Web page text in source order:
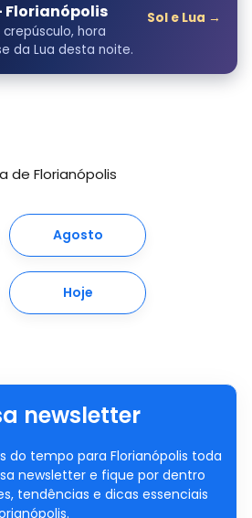
Florianópolis
hora
da Lua desta noite.
Sol e Lua →
de Florianópolis
Agosto
Hoje
newsletter
do tempo para Florianópolis toda
newsletter e fique por dentro
tendências e dicas essenciais